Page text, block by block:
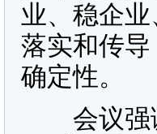
业、稳企
落实和传
确定性。
会议强调